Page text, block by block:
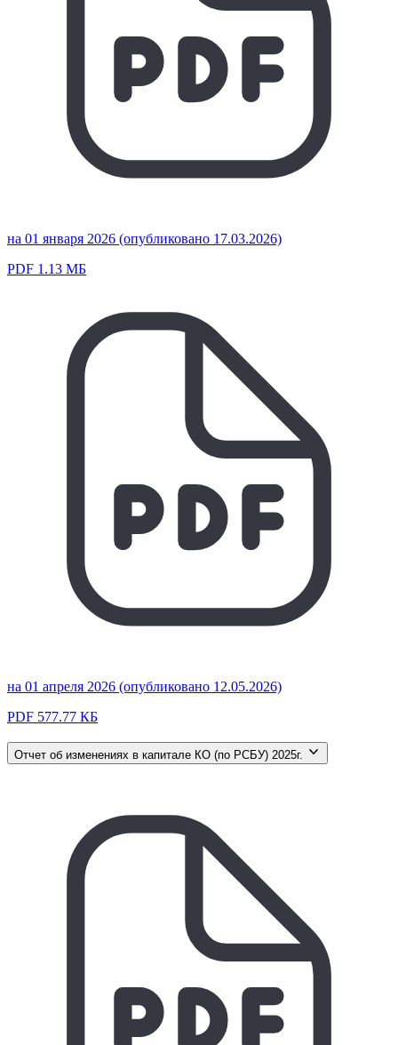
на 01 января 2026 (опубликовано 17.03.2026)
PDF 1.13 МБ
на 01 апреля 2026 (опубликовано 12.05.2026)
PDF 577.77 КБ
Отчет об изменениях в капитале КО (по РСБУ) 2025г.